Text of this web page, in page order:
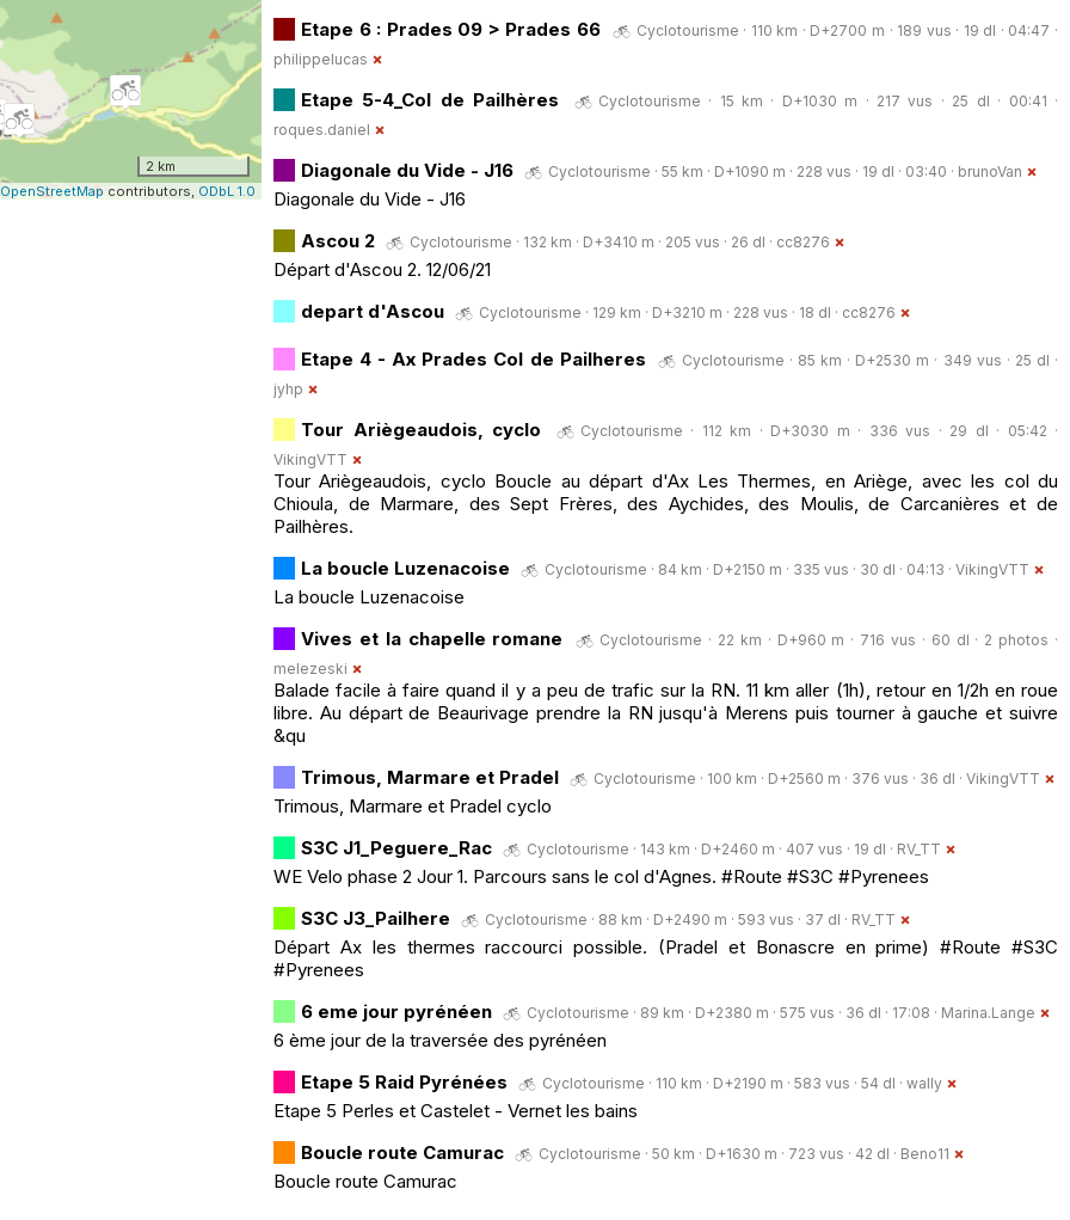
2 km
OpenStreetMap contributors, ODbL 1.0
Etape 6 : Prades 09 > Prades 66
Cyclotourisme · 110 km · D+2700 m · 189 vus · 19 dl · 04:47 ·
philippelucas
Etape 5-4_Col de Pailhères
Cyclotourisme · 15 km · D+1030 m · 217 vus · 25 dl · 00:41 ·
roques.daniel
Diagonale du Vide - J16 Cyclotourisme · 55 km · D+1090 m · 228 vus · 19 dl · 03:40 · brunoVan
Diagonale du Vide - J16
Ascou 2
Cyclotourisme · 132 km · D+3410 m · 205 vus · 26 dl · cc8276
Départ d'Ascou 2. 12/06/21
depart d'Ascou
Cyclotourisme · 129 km · D+3210 m · 228 vus · 18 dl · cc8276
Etape 4 - Ax Prades Col de Pailheres
Cyclotourisme · 85 km · D+2530 m · 349 vus · 25 dl ·
jyhp
Tour Ariègeaudois, cyclo
Cyclotourisme · 112 km · D+3030 m · 336 vus · 29 dl · 05:42 ·
VikingVTT
Tour Ariègeaudois, cyclo Boucle au départ d'Ax Les Thermes, en Ariège, avec les col du
Chioula, de Marmare, des Sept Frères, des Aychides, des Moulis, de Carcanières et de
Pailhères.
La boucle Luzenacoise
Cyclotourisme · 84 km · D+2150 m · 335 vus · 30 dl · 04:13 · VikingVTT
La boucle Luzenacoise
Vives et la chapelle romane
Cyclotourisme · 22 km · D+960 m · 716 vus · 60 dl · 2 photos ·
melezeski
Balade facile à faire quand il y a peu de trafic sur la RN. 11 km aller (1h), retour en 1/2h en roue
libre. Au départ de Beaurivage prendre la RN jusqu'à Merens puis tourner à gauche et suivre
&qu
Trimous, Marmare et Pradel
Cyclotourisme · 100 km · D+2560 m · 376 vus · 36 dl · VikingVTT
Trimous, Marmare et Pradel cyclo
S3C J1_Peguere_Rac
Cyclotourisme · 143 km · D+2460 m · 407 vus · 19 dl · RV_TT
WE Velo phase 2 Jour 1. Parcours sans le col d'Agnes. #Route #S3C #Pyrenees
S3C J3_Pailhere
Cyclotourisme · 88 km · D+2490 m · 593 vus · 37 dl · RV_TT
Départ Ax les thermes raccourci possible. (Pradel et Bonascre en prime) #Route #S3C
#Pyrenees
6 eme jour pyrénéen
Cyclotourisme · 89 km · D+2380 m · 575 vus · 36 dl · 17:08 · Marina.Lange
6 ème jour de la traversée des pyrénéen
Etape 5 Raid Pyrénées
Cyclotourisme · 110 km · D+2190 m · 583 vus · 54 dl · wally
Etape 5 Perles et Castelet - Vernet les bains
Boucle route Camurac
Cyclotourisme · 50 km · D+1630 m · 723 vus · 42 dl · Beno11
Boucle route Camurac